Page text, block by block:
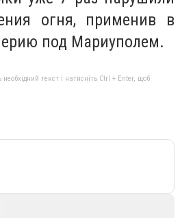
огня, применив в
под Мариуполем.
текст і натисніть Ctrl + Enter, щоб